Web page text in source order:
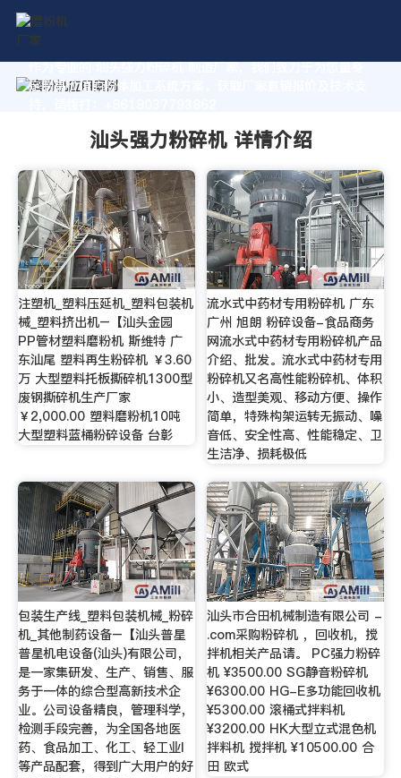
作为专业的 汕头强力粉碎机 制造厂家，我们致力于为您量身
定制高价值的粉体加工系统方案。获取厂家直销报价及技术支
汕头强力粉碎机 详情介绍
注塑机_塑料压延机_塑料包装机
械_塑料挤出机–【汕头金园
PP管材塑料磨粉机 斯维特 广
东汕尾 塑料再生粉碎机 ￥3.60
万 大型塑料托板撕碎机1300型
废钢撕碎机生产厂家
￥2,000.00 塑料磨粉机10吨
大型塑料蓝桶粉碎设备 台彰
流水式中药材专用粉碎机 广东
广州 旭朗 粉碎设备-食品商务
网流水式中药材专用粉碎机产品
介绍、批发。流水式中药材专用
粉碎机又名高性能粉碎机、体积
小、造型美观、移动方便、操作
简单，特殊构架运转无振动、噪
音低、安全性高、性能稳定、卫
生洁净、损耗极低
包装生产线_塑料包装机械_粉碎
机_其他制药设备–【汕头普星
普星机电设备(汕头)有限公司，
是一家集研发、生产、销售、服
务于一体的综合型高新技术企
业。公司设备精良，管理科学，
检测手段完善，为全国各地医
药、食品加工、化工、轻工业l
等产品配套，得到广大用户的好
汕头市合田机械制造有限公司 -
.com采购粉碎机 ，回收机，搅
拌机相关产品请。 PC强力粉碎
机 ¥3500.00 SG静音粉碎机
¥6300.00 HG-E多功能回收机
¥5300.00 滚桶式拌料机
¥3200.00 HK大型立式混色机
拌料机 搅拌机 ¥10500.00 合
田 欧式